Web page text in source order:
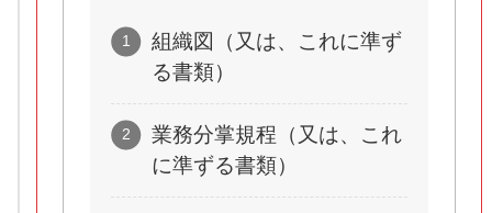
組織図（又は、これに準ず
る書類）
業務分掌規程（又は、これ
に準ずる書類）